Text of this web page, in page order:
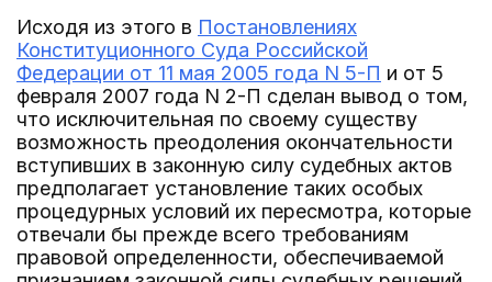
Исходя из этого в Постановлениях
Конституционного Суда Российской
Федерации от 11 мая 2005 года N 5-П и от 5
февраля 2007 года N 2-П сделан вывод о том,
что исключительная по своему существу
возможность преодоления окончательности
вступивших в законную силу судебных актов
предполагает установление таких особых
процедурных условий их пересмотра, которые
отвечали бы прежде всего требованиям
правовой определенности, обеспечиваемой